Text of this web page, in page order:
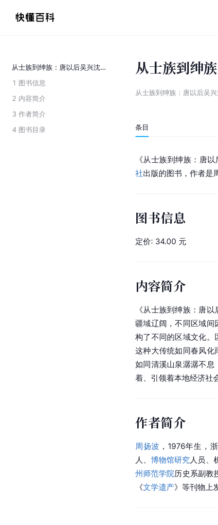
从士族到绅族：唐以后吴兴沈氏宗族的的变迁
1 图书信息
2 内容简介
3 作者简介
4 图书目录
从士族到绅
从士族到绅族：唐以后吴
条目
《从士族到绅族：唐
社出版的图书，作者是
图书信息
定价: 34.00 元
内容简介
《从士族到绅族：唐
疆域辽阔，不同区域间
构了不同的区域文化。
这种大传统如同春风化
如同清溪山泉潺潺不息
着、引领着本地经济社
作者简介
周扬波 ，1976年生，
人、博物馆研究 人员、
州师范学院历史系副教
《文学遗产》等刊物上